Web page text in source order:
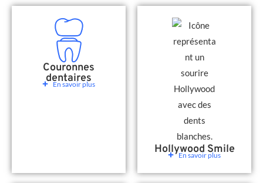
Couronnes
dentaires
En savoir plus
Hollywood Smile
En savoir plus